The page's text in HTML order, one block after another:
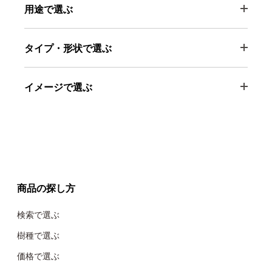
用途で選ぶ
タイプ・形状で選ぶ
イメージで選ぶ
商品の探し方
検索で選ぶ
樹種で選ぶ
価格で選ぶ